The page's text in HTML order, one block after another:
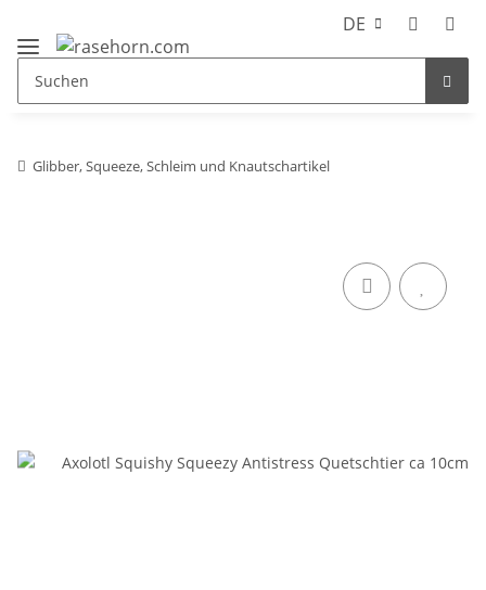
DE
Glibber, Squeeze, Schleim und Knautschartikel